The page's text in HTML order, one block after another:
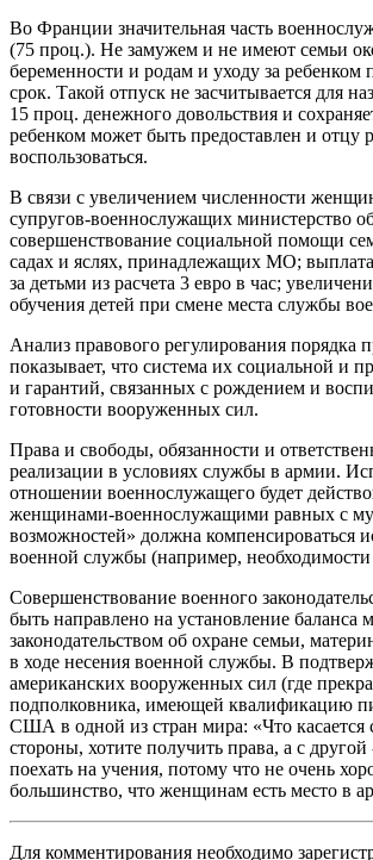
Во Франции значительная часть
(75 проц.). Не замужем и не имеют семьи
беременности и родам и уходу за
срок. Такой отпуск не засчитывается для
15 проц. денежного довольствия и
ребенком может быть предоставлен и отцу
воспользоваться.
В связи с увеличением численности
супругов-военнослужащих министерство
совершенствование социальной помощи
садах и яслях, принадлежащих МО;
за детьми из расчета 3 евро в час;
обучения детей при смене места службы
Анализ правового регулирования
показывает, что система их социальной и
и гарантий, связанных с рождением и
готовности вооруженных сил.
Права и свободы, обязанности и
реализации в условиях службы в армии.
отношении военнослужащего будет
женщинами-военнослужащими равных с
возможностей» должна компенсироваться
военной службы (например,
Совершенствование военного
быть направлено на установление
законодательством об охране семьи,
в ходе несения военной службы. В
американских вооруженных сил (где
подполковника, имеющей квалификацию
США в одной из стран мира: «Что
стороны, хотите получить права, а с
поехать на учения, потому что не очень
большинство, что женщинам есть место в
Для комментирования необходимо